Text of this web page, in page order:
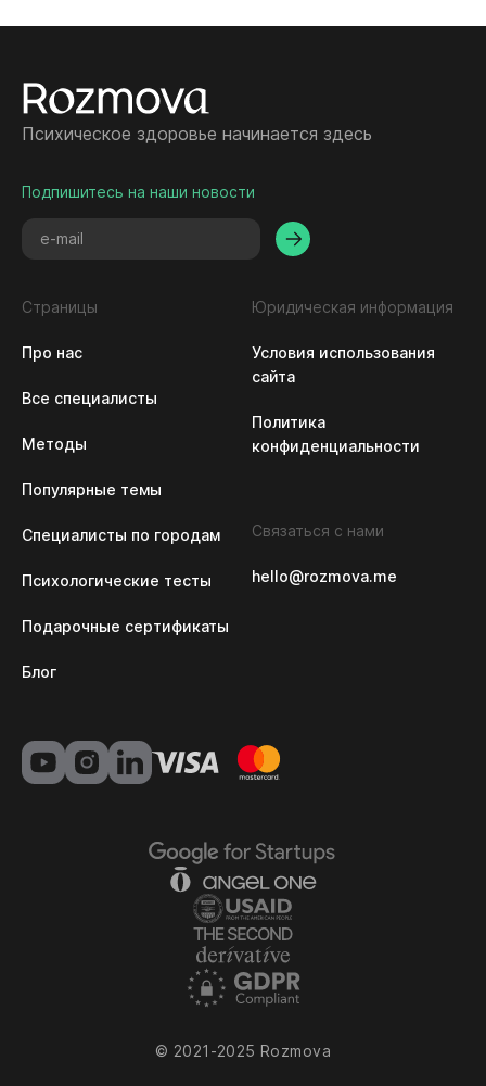
Психическое здоровье начинается здесь
Подпишитесь на наши новости
Страницы
Про нас
Все специалисты
Методы
Популярные темы
Специалисты по городам
Психологические тесты
Подарочные сертификаты
Блог
Юридическая информация
Условия использования
сайта
Политика
конфиденциальности
© 2021-2025 Rozmova
Связаться с нами
hello@rozmova.me